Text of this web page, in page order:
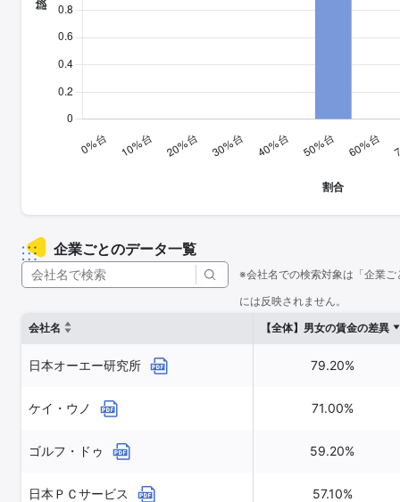
企業ごとのデータ一覧
※会社名での検索対象は「企業
には反映されません。
会社名
【全体】男女の賃金の差異
日本オーエー研究所 79.20%
ケイ・ウノ 71.00%
ゴルフ・ドゥ 59.20%
日本ＰＣサービス 57.10%